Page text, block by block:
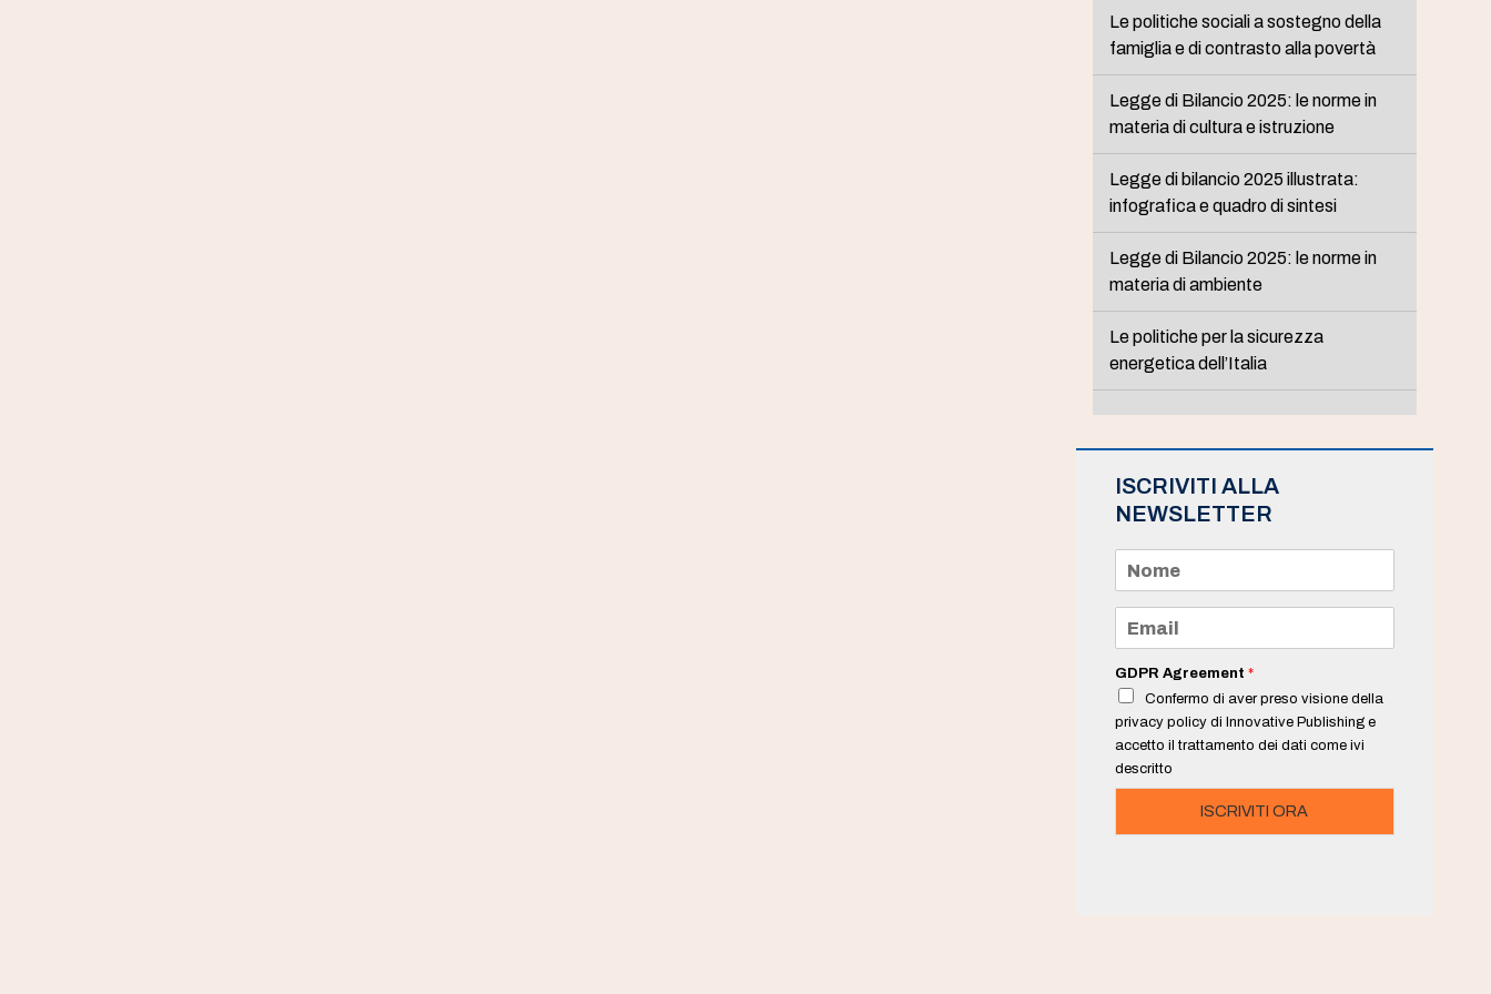
Le politiche sociali a sostegno della
famiglia e di contrasto alla povertà
Legge di Bilancio 2025: le norme in
materia di cultura e istruzione
Legge di bilancio 2025 illustrata:
infografica e quadro di sintesi
Legge di Bilancio 2025: le norme in
materia di ambiente
Le politiche per la sicurezza
energetica dell’Italia
ISCRIVITI ALLA
NEWSLETTER
m
e
a
i
*
GDPR Agreement *
Confermo di aver preso visione della
privacy policy di Innovative Publishing e
accetto il trattamento dei dati come ivi
descritto
ISCRIVITI ORA